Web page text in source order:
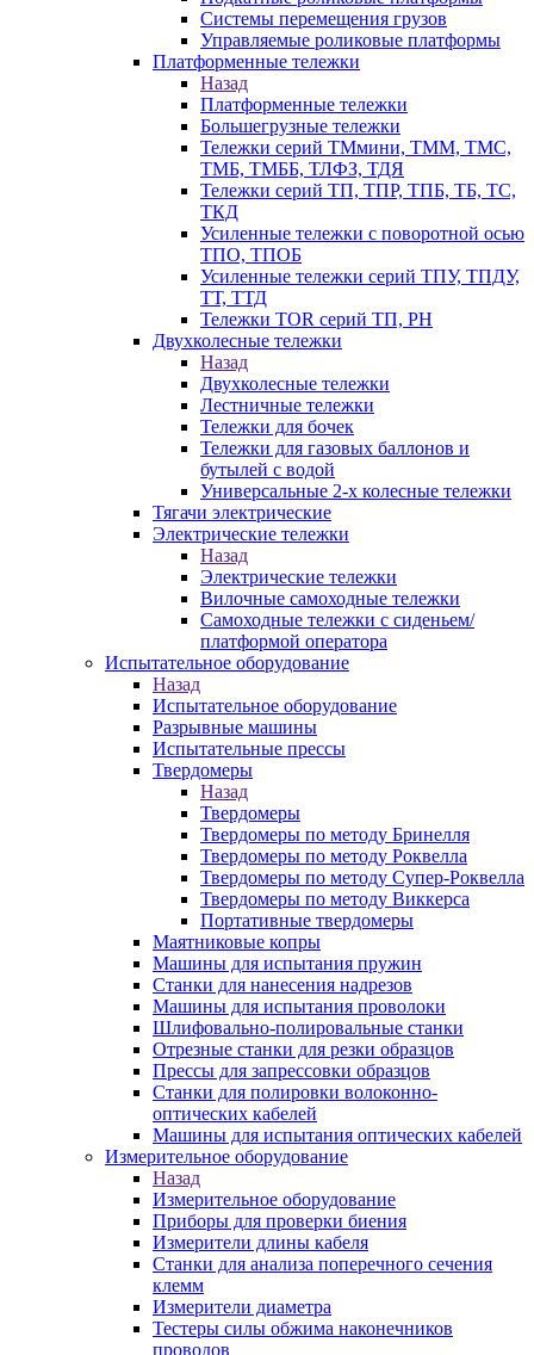
Системы перемещения грузов
Управляемые роликовые платформы
Платформенные тележки
Назад
Платформенные тележки
Большегрузные тележки
Тележки серий ТМмини, ТММ, ТМС,
ТМБ, ТМББ, ТЛФЗ, ТДЯ
Тележки серий ТП, ТПР, ТПБ, ТБ, ТС,
ТКД
Усиленные тележки с поворотной осью
ТПО, ТПОБ
Усиленные тележки серий ТПУ, ТПДУ,
ТТ, ТТД
Тележки TOR серий ТП, PH
Двухколесные тележки
Назад
Двухколесные тележки
Лестничные тележки
Тележки для бочек
Тележки для газовых баллонов и
бутылей с водой
Универсальные 2-х колесные тележки
Тягачи электрические
Электрические тележки
Назад
Электрические тележки
Вилочные самоходные тележки
Самоходные тележки с сиденьем/
платформой оператора
Испытательное оборудование
Назад
Испытательное оборудование
Разрывные машины
Испытательные прессы
Твердомеры
Назад
Твердомеры
Твердомеры по методу Бринелля
Твердомеры по методу Роквелла
Твердомеры по методу Супер-Роквелла
Твердомеры по методу Виккерса
Портативные твердомеры
Маятниковые копры
Машины для испытания пружин
Станки для нанесения надрезов
Машины для испытания проволоки
Шлифовально-полировальные станки
Отрезные станки для резки образцов
Прессы для запрессовки образцов
Станки для полировки волоконно-
оптических кабелей
Машины для испытания оптических кабелей
Измерительное оборудование
Назад
Измерительное оборудование
Приборы для проверки биения
Измерители длины кабеля
Станки для анализа поперечного сечения
клемм
Измерители диаметра
Тестеры силы обжима наконечников
проводов